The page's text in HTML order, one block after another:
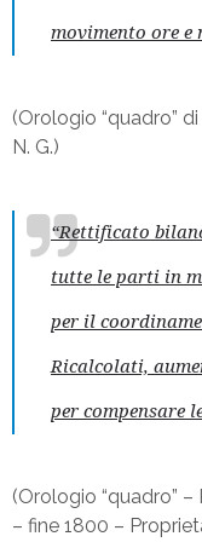
movimento ore e
(Orologio “quadro”
N. G.)
“Rettificato
tutte le parti in
per il
Ricalcolati,
per compensare
(Orologio “quadro”
– fine 1800 –